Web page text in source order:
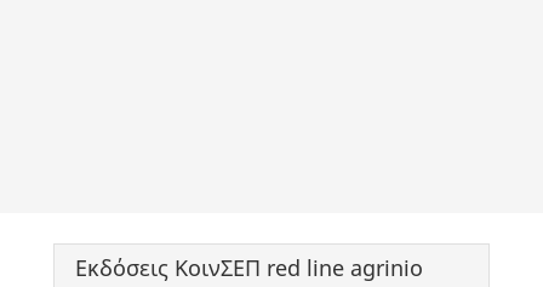
Εκδόσεις ΚοινΣΕΠ red line agrinio